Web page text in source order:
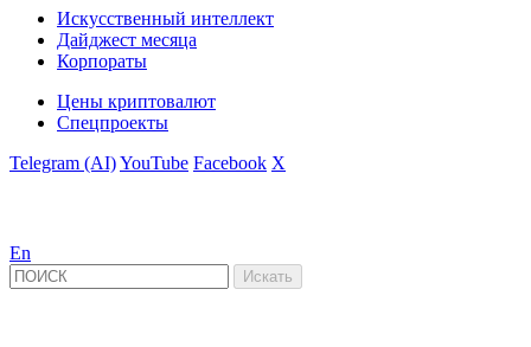
Искусственный интеллект
Дайджест месяца
Корпораты
Цены криптовалют
Спецпроекты
Telegram (AI)YouTube Facebook X
En